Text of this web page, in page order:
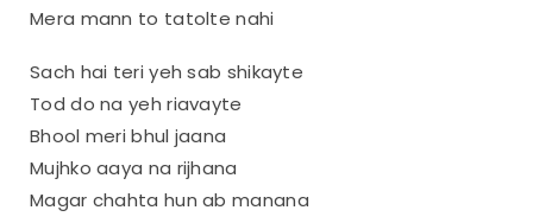
Mera mann to tatolte nahi
Sach hai teri yeh sab shikayte
Tod do na yeh riavayte
Bhool meri bhul jaana
Mujhko aaya na rijhana
Magar chahta hun ab manana